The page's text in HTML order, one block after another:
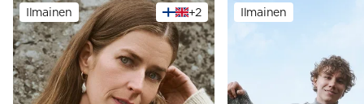
+2
Ilmainen Ilmainen